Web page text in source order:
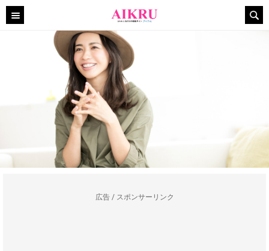
広告 / スポンサーリンク